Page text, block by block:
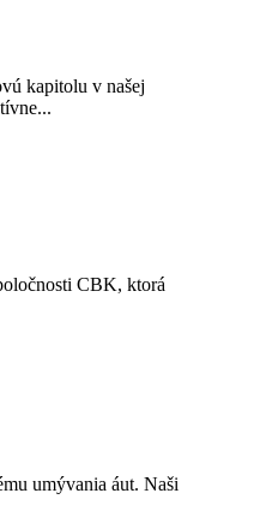
kapitolu v našej
CBK, ktorá
umývania áut. Naši